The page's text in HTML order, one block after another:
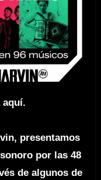
aquí.
presentamos
por las 48
de algunos de